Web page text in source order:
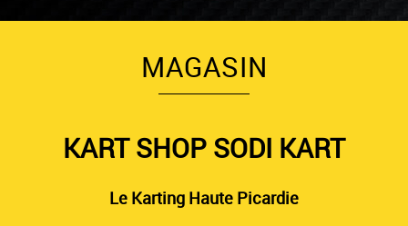
MAGASIN
KART SHOP SODI KART
Le Karting Haute Picardie